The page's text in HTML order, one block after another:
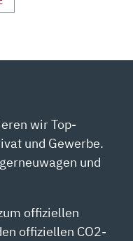
wir Top-
und Gewerbe.
und
offiziellen
offiziellen CO2-